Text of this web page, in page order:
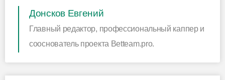
Донсков Евгений
Главный редактор, профессиональный каппер и
сооснователь проекта Betteam.pro.